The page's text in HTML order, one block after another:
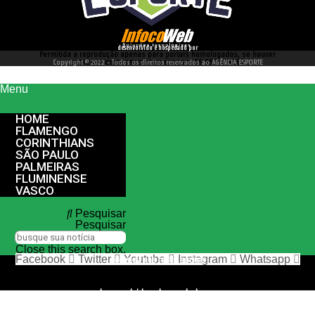
desenvolvido e hospedado por
Permitida a reprodução apenas para portais homologados, se houver
interesse entre em contato conosco 66 99977 4262
Copyright © 2022 - Todos os direitos reservados ao AGÊNCIA ESPORTE
Menu
HOME
FLAMENGO
CORINTHIANS
SÃO PAULO
PALMEIRAS
FLUMINENSE
VASCO
Pesquisar
Pesquisar
Close this search box.
nos siga nas redes sociais
Facebook Twitter Youtube Instagram Whatsapp
desenvolvido e hospedado por